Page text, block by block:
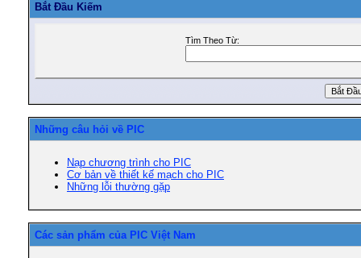
Bắt Ðầu Kiếm
Tìm Theo Từ:
Những câu hỏi về PIC
Nạp chương trình cho PIC
Cơ bản về thiết kế mạch cho PIC
Những lỗi thường gặp
Các sản phẩm của PIC Việt Nam